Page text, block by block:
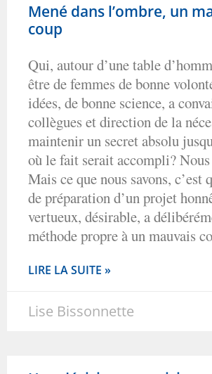
Mené dans l’ombre, un
coup
Qui, autour d’une table
être de femmes de bonne
idées, de bonne science, a
collègues et direction de la
maintenir un secret absolu
où le fait serait accompli?
Mais ce que nous savons, c’est
de préparation d’un projet
vertueux, désirable, a
méthode propre à un mauvais
LIRE LA SUITE »
Lise Bissonnette